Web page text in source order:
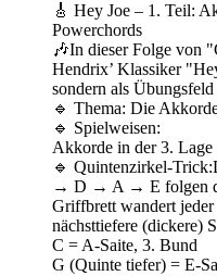
🎸 Hey Joe – 1. Teil:
Powerchords
🎶In dieser Folge von
Hendrix’ Klassiker
sondern als
🔹 Thema: Die
🔹 Spielweisen:
Akkorde in der 3.
🔹 Quintenzirkel-
→ D → A → E folgen
Griffbrett wandert
nächsttiefere (dickere)
C = A-Saite, 3. Bund
G (Quinte tiefer) = E-